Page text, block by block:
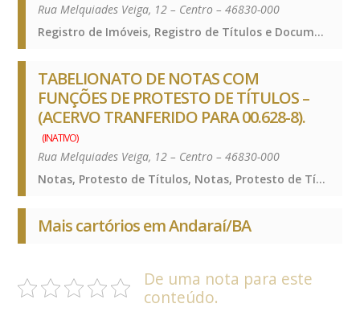
Rua Melquiades Veiga, 12 – Centro – 46830-000
Registro de Imóveis, Registro de Títulos e Documentos e Civis das Pessoas Jurídicas, Registro de Imóveis, Registro de Títulos e Documentos e Civis das Pessoas Jurídicas, Registro de Imóveis, Registro de Títulos e Documentos e Civis das Pessoas Jurídicas, Registro de Imóveis, Registro de Títulos e Documentos e Civis das Pessoas Jurídicas
TABELIONATO DE NOTAS COM
FUNÇÕES DE PROTESTO DE TÍTULOS –
(ACERVO TRANFERIDO PARA 00.628-8).
(INATIVO)
Rua Melquiades Veiga, 12 – Centro – 46830-000
Notas, Protesto de Títulos, Notas, Protesto de Títulos, Notas, Protesto de Títulos, Notas, Protesto de Títulos
Mais cartórios em Andaraí/BA
De uma nota para este
conteúdo.